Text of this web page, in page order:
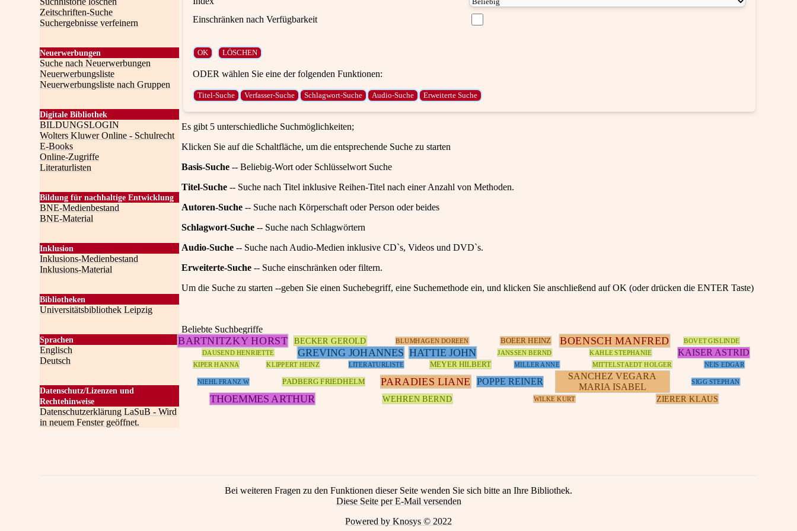
Zeitschriften-Suche
Suchergebnisse verfeinern
Neuerwerbungen
Suche nach Neuerwerbungen
Neuerwerbungsliste
Neuerwerbungsliste nach Gruppen
Digitale Bibliothek
BILDUNGSLOGIN
Wolters Kluwer Online - Schulrecht
E-Books
Online-Zugriffe
Literaturlisten
Bildung für nachhaltige Entwicklung
BNE-Medienbestand
BNE-Material
Inklusion
Inklusions-Medienbestand
Inklusions-Material
Bibliotheken
Universitätsbibliothek Leipzig
Sprachen
Englisch
Deutsch
Datenschutz/Lizenzen und
Rechtehinweise
Datenschutzerklärung LaSuB - Wird
in neuem Fenster geöffnet.
Einschränken nach Verfügbarkeit
ODER wählen Sie eine der folgenden Funktionen:
Es gibt 5 unterschiedliche Suchmöglichkeiten;
Klicken Sie auf die Schaltfläche, um die entsprechende Suche zu starten
Basis-Suche-- Beliebig-Wort oder Schlüsselwort Suche
Titel-Suche-- Suche nach Titel inklusive Reihen-Titel nach einer Anzahl von Methoden.
Autoren-Suche-- Suche nach Körperschaft oder Person oder beides
Schlagwort-Suche-- Suche nach Schlagwörtern
Audio-Suche-- Suche nach Audio-Medien inklusive CD`s, Videos und DVD`s.
Erweiterte-Suche-- Suche einschränken oder filtern.
Um die Suche zu starten --geben Sie einen Suchebegriff, eine Suchemethode ein, und klicken Sie anschließend auf OK (oder drücken die ENTER Taste)
Beliebte Suchbegriffe
BARTNITZKY HORST BECKER GEROLD BLUMHAGEN DOREEN BOEER HEINZ BOENSCH MANFRED BOVET GISLINDE
DAUSEND HENRIETTE GREVING JOHANNES HATTIE JOHN JANSSEN BERND KAHLE STEPHANIE KAISER ASTRID
KIPER HANNA KLIPPERT HEINZ LITERATURLISTE MEYER HILBERT MILLER ANNE MITTELSTAEDT HOLGER NEIS EDGAR
NIEHL FRANZ W PADBERG FRIEDHELM PARADIES LIANE POPPE REINER
SANCHEZ VEGARA
MARIA ISABEL
SIGG STEPHAN
THOEMMES ARTHUR WEHREN BERND WILKE KURT ZIERER KLAUS
Bei weiteren Fragen zu den Funktionen dieser Seite wenden Sie sich bitte an Ihre Bibliothek.
Diese Seite per E-Mail versenden
Powered by Knosys © 2022